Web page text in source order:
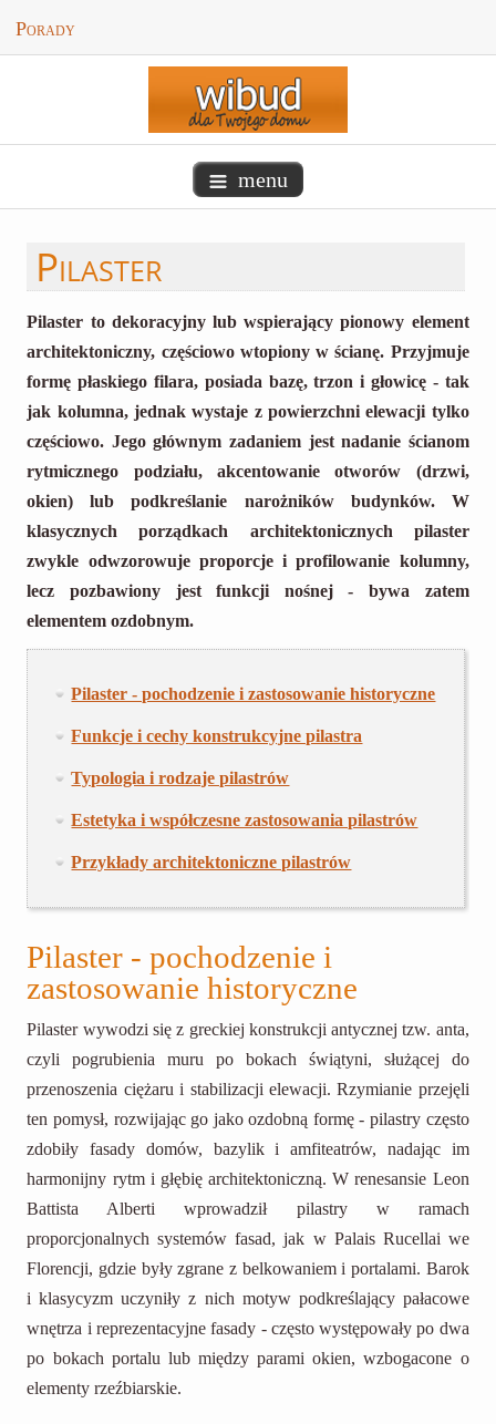
Porady
menu
Pilaster
Pilaster to dekoracyjny lub wspierający pionowy element
architektoniczny, częściowo wtopiony w ścianę. Przyjmuje
formę płaskiego filara, posiada bazę, trzon i głowicę - tak
jak kolumna, jednak wystaje z powierzchni elewacji tylko
częściowo. Jego głównym zadaniem jest nadanie ścianom
rytmicznego podziału, akcentowanie otworów (drzwi,
okien) lub podkreślanie narożników budynków. W
klasycznych porządkach architektonicznych pilaster
zwykle odwzorowuje proporcje i profilowanie kolumny,
lecz pozbawiony jest funkcji nośnej - bywa zatem
elementem ozdobnym.
Pilaster - pochodzenie i zastosowanie historyczne
Funkcje i cechy konstrukcyjne pilastra
Typologia i rodzaje pilastrów
Estetyka i współczesne zastosowania pilastrów
Przykłady architektoniczne pilastrów
Pilaster - pochodzenie i
zastosowanie historyczne
Pilaster wywodzi się z greckiej konstrukcji antycznej tzw. anta,
czyli pogrubienia muru po bokach świątyni, służącej do
przenoszenia ciężaru i stabilizacji elewacji. Rzymianie przejęli
ten pomysł, rozwijając go jako ozdobną formę - pilastry często
zdobiły fasady domów, bazylik i amfiteatrów, nadając im
harmonijny rytm i głębię architektoniczną. W renesansie Leon
Battista Alberti wprowadził pilastry w ramach
proporcjonalnych systemów fasad, jak w Palais Rucellai we
Florencji, gdzie były zgrane z belkowaniem i portalami. Barok
i klasycyzm uczyniły z nich motyw podkreślający pałacowe
wnętrza i reprezentacyjne fasady - często występowały po dwa
po bokach portalu lub między parami okien, wzbogacone o
elementy rzeźbiarskie.